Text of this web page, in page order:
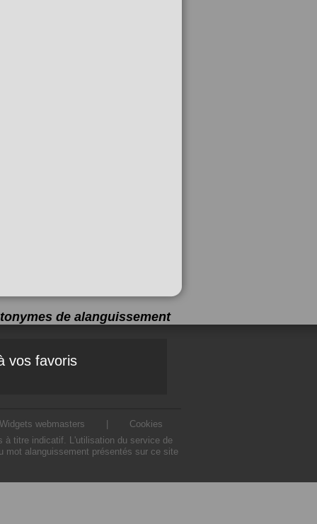
de alanguissement
vos favoris
Widgets webmasters
Cookies
à titre indicatif. L'utilisation du service de
mot alanguissement présentés sur ce site